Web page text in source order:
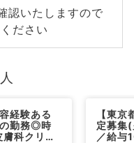
認いたしますので
ださい
経験ある
勤務◎時
科クリニ
【東
定募
／給与